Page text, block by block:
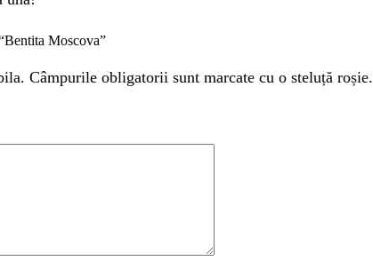
Moscova”
Câmpurile obligatorii sunt marcate cu o steluță roșie.